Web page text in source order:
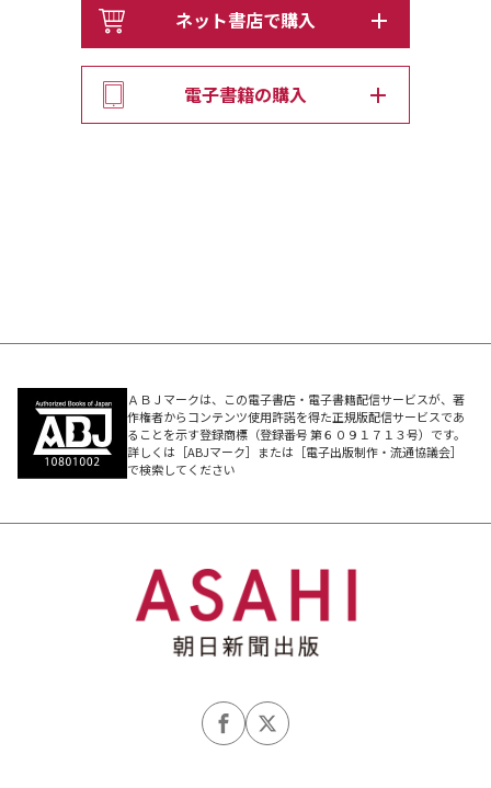
ネット書店で購入
電子書籍の購入
ＡＢＪマークは、この電子書店・電子書籍配信サービスが、著
作権者からコンテンツ使用許諾を得た正規版配信サービスであ
ることを示す登録商標（登録番号 第６０９１７１３号）です。
詳しくは［ABJマーク］または［電子出版制作・流通協議会］
で検索してください